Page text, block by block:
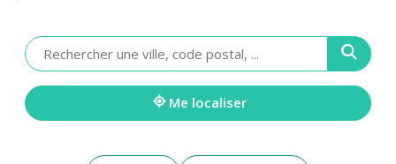
Veuillez
renseigner
une
adresse
Me localiser